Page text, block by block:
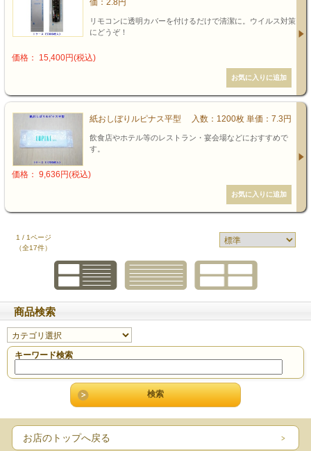
リモコンに透明カバーを付けるだけで清潔に。ウイルス対策
にどうぞ！
価格： 15,400円(税込)
紙おしぼりルピナス平型 入数：1200枚 単価：7.3円
飲食店やホテル等のレストラン・宴会場などにおすすめで
す。
価格： 9,636円(税込)
1 / 1ページ
（全17件）
商品検索
キーワード検索
お店のトップへ戻る